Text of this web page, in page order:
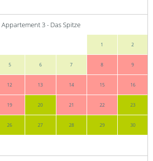
Appartement 3 - Das Spitze
1 2
5 6 7 8 9
12 13 14 15 16
19 20 21 22 23
26 27 28 29 30